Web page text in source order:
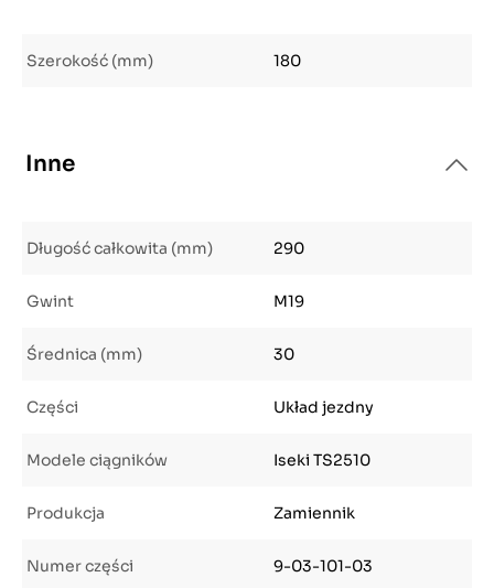
Szerokość (mm) 180
Inne
Długość całkowita (mm) 290
Gwint M19
Średnica (mm) 30
Części Układ jezdny
Modele ciągników Iseki TS2510
Produkcja Zamiennik
Numer części 9-03-101-03